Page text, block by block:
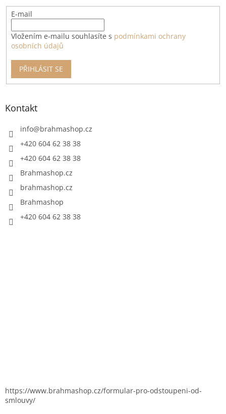
E-mail
Vložením e-mailu souhlasíte s podmínkami ochrany
osobních údajů
PŘIHLÁSIT SE
Kontakt
info@brahmashop.cz
+420 604 62 38 38
+420 604 62 38 38
Brahmashop.cz
brahmashop.cz
Brahmashop
+420 604 62 38 38
https://www.brahmashop.cz/formular-pro-odstoupeni-od-
smlouvy/